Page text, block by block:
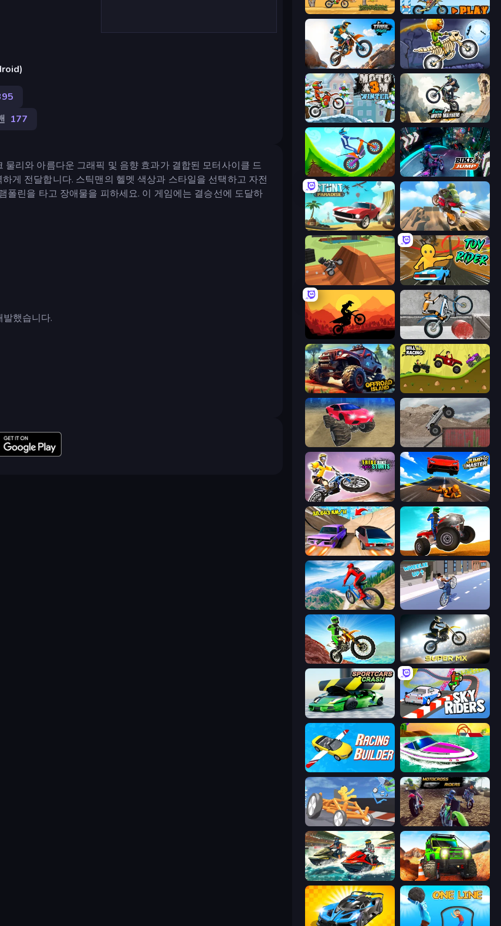
177
리와 아름다운 그래픽 및 음향 효과가 결합된 모터사이클 드
게 전달합니다. 스틱맨의 헬멧 색상과 스타일을 선택하고 자전
폴린을 타고 장애물을 피하세요. 이 게임에는 결승선에 도달하
했습니다.
Moto X3M Moto X3M 5: Pool Party
Trial Mania Moto X3M 6: Spooky Land
Moto X3M 4 Winter Xtreme Moto Mayhem
Hill Climb on Moto Bike Bike Jump
Stunt Paradise Cartoon Moto Stunt
Blocky Trials Toy Rider
Sunset Bike Racing Trials Ice Ride
Offroad Island Hill Racing
Hard Wheels
Trial Bike Epic Stunts Jump Master: Car Racing
Turbo Cars: Pipe Stunts ATV Ultimate Offroad
Riders Downhill Racing Wheelie Up
Dirt Bike Mad Skills Super MX - Last Season
Sportcars Crash Sky Riders
Racing Builder Jet Boat Racing
Draw Crash Race MotoCross Riders
Jetski Race Offroad Life 3D